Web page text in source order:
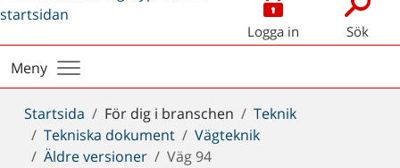
Logga in Sök
Meny
Du
är
här:
Startsida För dig i branschen
Teknik
Tekniska dokument
Vägteknik
Äldre versioner
Väg 94